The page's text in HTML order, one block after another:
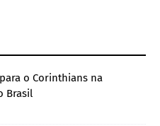
o Corinthians na
Brasil